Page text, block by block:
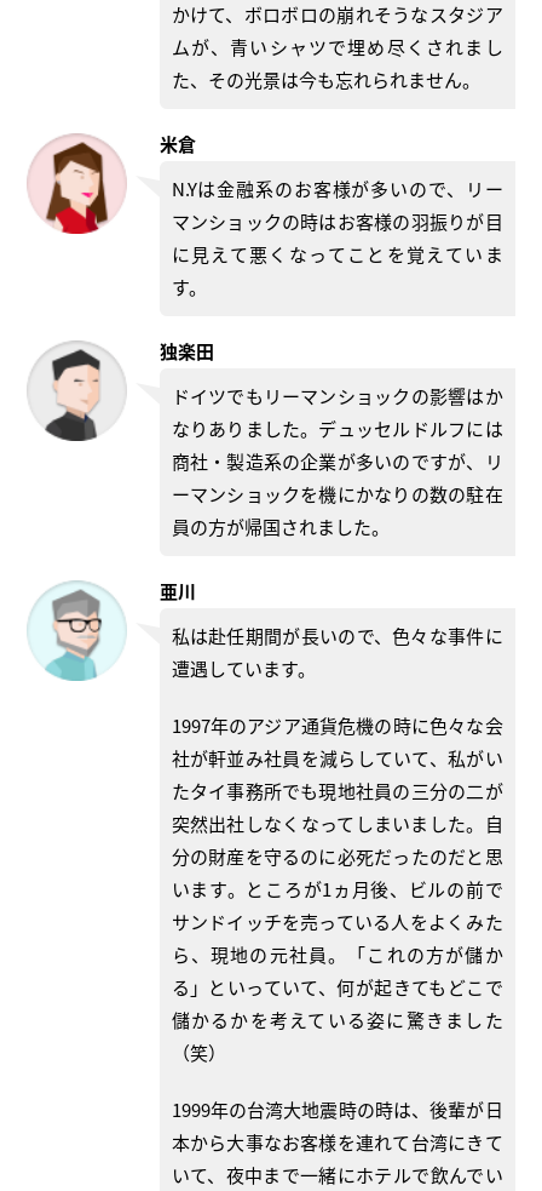
かけて、ボロボロの崩れそうなスタジア
ムが、青いシャツで埋め尽くされまし
た、その光景は今も忘れられません。
米倉
N.Yは金融系のお客様が多いので、リー
マンショックの時はお客様の羽振りが目
に見えて悪くなってことを覚えていま
す。
独楽田
ドイツでもリーマンショックの影響はか
なりありました。デュッセルドルフには
商社・製造系の企業が多いのですが、リ
ーマンショックを機にかなりの数の駐在
員の方が帰国されました。
亜川
私は赴任期間が長いので、色々な事件に
遭遇しています。
1997年のアジア通貨危機の時に色々な会
社が軒並み社員を減らしていて、私がい
たタイ事務所でも現地社員の三分の二が
突然出社しなくなってしまいました。自
分の財産を守るのに必死だったのだと思
います。ところが1ヵ月後、ビルの前で
サンドイッチを売っている人をよくみた
ら、現地の元社員。「これの方が儲か
る」といっていて、何が起きてもどこで
儲かるかを考えている姿に驚きました
（笑）
1999年の台湾大地震時の時は、後輩が日
本から大事なお客様を連れて台湾にきて
いて、夜中まで一緒にホテルで飲んでい